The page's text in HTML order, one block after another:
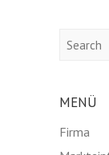
MENÜ
Firma